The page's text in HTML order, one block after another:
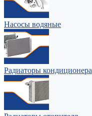
Насосы водяные
Радиаторы кондиционера